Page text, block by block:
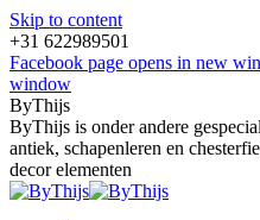
Skip to content
+31 622989501
Facebook page opens in new
window
ByThijs
ByThijs is onder andere
antiek, schapenleren en
decor elementen